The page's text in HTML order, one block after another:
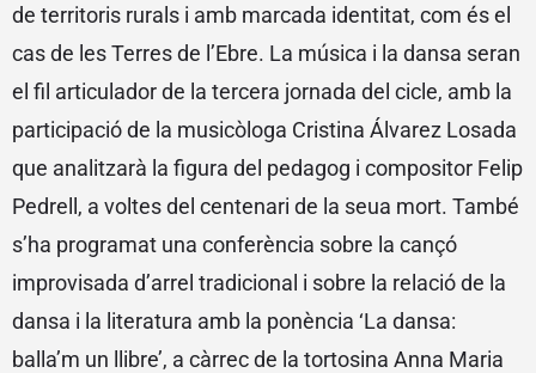
de territoris rurals i amb marcada identitat, com és el
cas de les Terres de l’Ebre. La música i la dansa seran
el fil articulador de la tercera jornada del cicle, amb la
participació de la musicòloga Cristina Álvarez Losada
que analitzarà la figura del pedagog i compositor Felip
Pedrell, a voltes del centenari de la seua mort. També
s’ha programat una conferència sobre la cançó
improvisada d’arrel tradicional i sobre la relació de la
dansa i la literatura amb la ponència ‘La dansa:
balla’m un llibre’, a càrrec de la tortosina Anna Maria